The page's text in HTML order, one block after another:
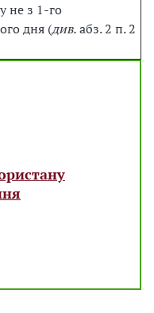
не з 1-го
дня (див.абз. 2 п. 2